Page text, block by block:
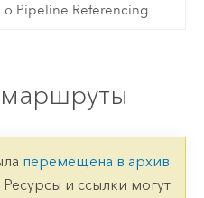
о Pipeline Referencing
перемещена в архив
и ссылки могут